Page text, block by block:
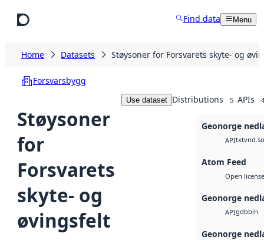
Find data Menu
Home Datasets Støysoner for Forsvarets skyte- og
Forsvarsbygg
Støysoner
for
Forsvarets
skyte- og
øvingsfelt
Use dataset Distributions 5 APIs 4
Geonorge
APItxt
Atom Feed
Open license
Geonorge
APIgdbbin
Geonorge